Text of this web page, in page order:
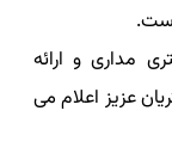
مداری و ارائه
عزیز اعلام می